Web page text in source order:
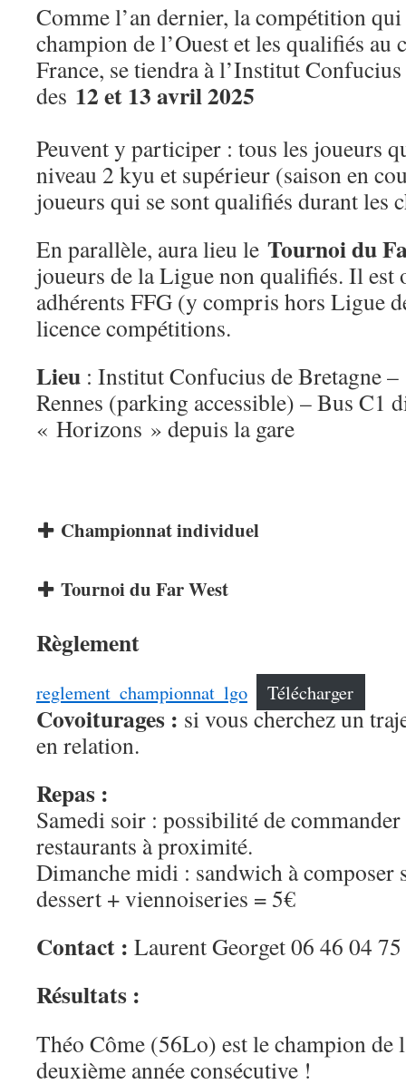
Comme l’an dernier, la compétition
champion de l’Ouest et les qualifiés au
France, se tiendra à l’Institut Confucius
des 12 et 13 avril 2025
Peuvent y participer : tous les joueurs
niveau 2 kyu et supérieur (saison en
joueurs qui se sont qualifiés durant les
En parallèle, aura lieu le Tournoi du
joueurs de la Ligue non qualifiés. Il est
adhérents FFG (y compris hors Ligue
licence compétitions.
Lieu : Institut Confucius de Bretagne
Rennes (parking accessible) – Bus C1
« Horizons » depuis la gare
Championnat individuel
Tournoi du Far West
Règlement
reglement_championnat_lgo Télécharger
Covoiturages : si vous cherchez un
en relation.
Repas :
Samedi soir : possibilité de
restaurants à proximité.
Dimanche midi : sandwich à composer
dessert + viennoiseries = 5€
Contact : Laurent Georget 06 46 04
Résultats :
Théo Côme (56Lo) est le champion de
deuxième année consécutive !